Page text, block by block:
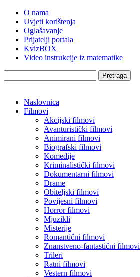
O nama
Uvjeti korištenja
Oglašavanje
Prijatelji portala
KvizBOX
Video instrukcije iz matematike
Pretraga
Naslovnica
Filmovi
Akcijski filmovi
Avanturistički filmovi
Animirani filmovi
Biografski filmovi
Komedije
Kriminalistički filmovi
Dokumentarni filmovi
Drame
Obiteljski filmovi
Povijesni filmovi
Horror filmovi
Mjuzikli
Misterije
Romantični filmovi
Znanstveno-fantastični filmovi
Trileri
Ratni filmovi
Vestern filmovi